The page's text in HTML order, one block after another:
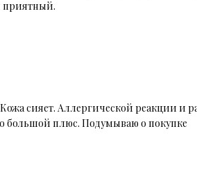
сияет. Аллергической реакции и
большой плюс. Подумываю о покупке